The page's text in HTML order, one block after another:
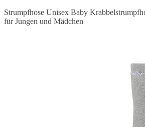
Strumpfhose Unisex Baby
für Jungen und Mädchen